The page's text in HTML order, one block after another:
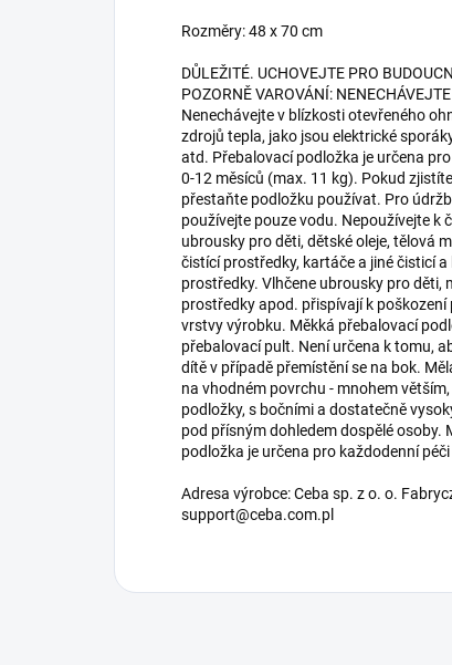
Rozměry: 48 x 70 cm
DŮLEŽITÉ. UCHOVEJTE PRO
POZORNĚ VAROVÁNÍ:
Nenechávejte v blízkosti otevřeného
zdrojů tepla, jako jsou elektrické
atd. Přebalovací podložka je určena
0-12 měsíců (max. 11 kg). Pokud
přestaňte podložku používat. Pro
používejte pouze vodu. Nepoužívejte k
ubrousky pro děti, dětské oleje, tělová
čistící prostředky, kartáče a jiné čisticí
prostředky. Vlhčene ubrousky pro děti,
prostředky apod. přispívají k poškození
vrstvy výrobku. Měkká přebalovací
přebalovací pult. Není určena k tomu,
dítě v případě přemístění se na bok.
na vhodném povrchu - mnohem větším,
podložky, s bočními a dostatečně
pod přísným dohledem dospělé osoby.
podložka je určena pro každodenní péči
Adresa výrobce: Ceba sp. z o. o.
support@ceba.com.pl